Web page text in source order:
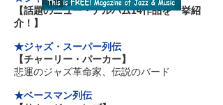
【話題のニュー・アルバム14作品を一挙紹
介！】
★ジャズ・スーパー列伝
【チャーリー・パーカー】
悲運のジャズ革命家、伝説のバード
★ベースマン列伝